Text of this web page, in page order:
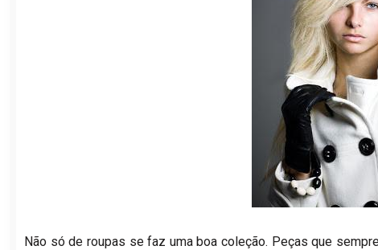
Não só de roupas se faz uma boa coleção. Peças que